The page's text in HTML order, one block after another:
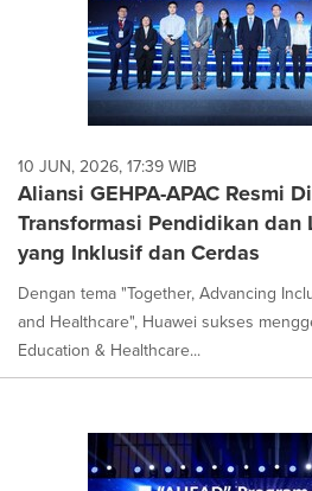
10 JUN, 2026, 17:39 WIB
Aliansi GEHPA-APAC Resmi
Transformasi Pendidikan dan
yang Inklusif dan Cerdas
Dengan tema "Together, Advancing
and Healthcare", Huawei sukses
Education & Healthcare...